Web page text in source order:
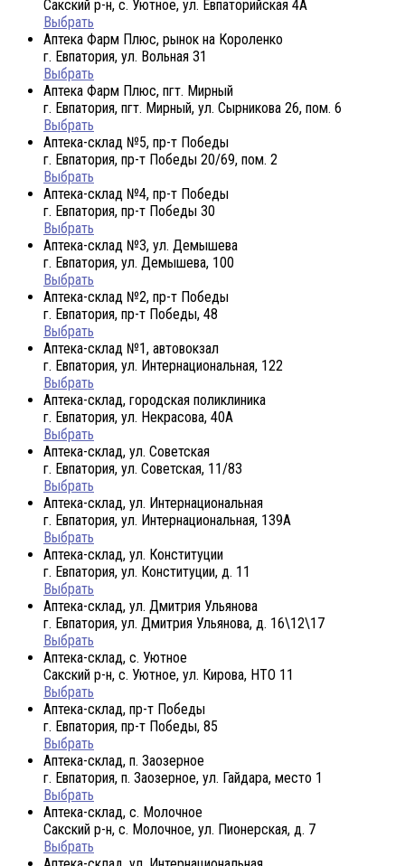
Сакский р-н, с. Уютное, ул. Евпаторийская 4А
Выбрать
Аптека Фарм Плюс, рынок на Короленко
г. Евпатория, ул. Вольная 31
Выбрать
Аптека Фарм Плюс, пгт. Мирный
г. Евпатория, пгт. Мирный, ул. Сырникова 26, пом. 6
Выбрать
Аптека-склад №5, пр-т Победы
г. Евпатория, пр-т Победы 20/69, пом. 2
Выбрать
Аптека-склад №4, пр-т Победы
г. Евпатория, пр-т Победы 30
Выбрать
Аптека-склад №3, ул. Демышева
г. Евпатория, ул. Демышева, 100
Выбрать
Аптека-склад №2, пр-т Победы
г. Евпатория, пр-т Победы, 48
Выбрать
Аптека-склад №1, автовокзал
г. Евпатория, ул. Интернациональная, 122
Выбрать
Аптека-склад, городская поликлиника
г. Евпатория, ул. Некрасова, 40A
Выбрать
Аптека-склад, ул. Советская
г. Евпатория, ул. Советская, 11/83
Выбрать
Аптека-склад, ул. Интернациональная
г. Евпатория, ул. Интернациональная, 139А
Выбрать
Аптека-склад, ул. Конституции
г. Евпатория, ул. Конституции, д. 11
Выбрать
Аптека-склад, ул. Дмитрия Ульянова
г. Евпатория, ул. Дмитрия Ульянова, д. 16\12\17
Выбрать
Аптека-склад, с. Уютное
Сакский р-н, с. Уютное, ул. Кирова, НТО 11
Выбрать
Аптека-склад, пр-т Победы
г. Евпатория, пр-т Победы, 85
Выбрать
Аптека-склад, п. Заозерное
г. Евпатория, п. Заозерное, ул. Гайдара, место 1
Выбрать
Аптека-склад, с. Молочное
Сакский р-н, с. Молочное, ул. Пионерская, д. 7
Выбрать